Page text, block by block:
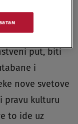
po
sam doživela,
put, biti
i
nove svetove
pravu kulturu
to ide uz